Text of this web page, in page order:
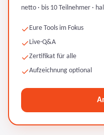
netto · bis 10 Teilnehmer ·
Eure Tools im Fokus
Live-Q&A
Zertifikat für alle
Aufzeichnung optional